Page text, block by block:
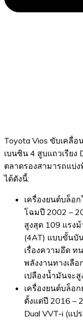
Toyota Vios ขับเคลื่
เบนซิน 4 สูบแถวเรียง
ตลาดรองสามารถแบ่
ได้ดังนี้:
เครื่องยนต์บล็อ
โฉมปี 2002 –
สูงสุด 109 แรง
(4AT) แบบขั้นบั
เรื่องความอึด ท
พลังงานทางเลือ
เปลืองน้ำมันจะ
เครื่องยนต์บล็อ
ตั้งแต่ปี 2016 –
Dual VVT-i (แป